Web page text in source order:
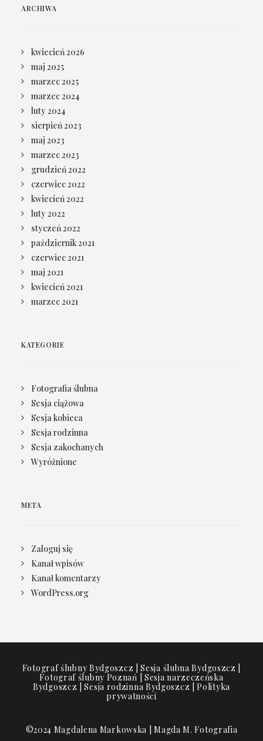
ARCHIWA
kwiecień 2026
maj 2025
marzec 2025
marzec 2024
luty 2024
sierpień 2023
maj 2023
marzec 2023
grudzień 2022
czerwiec 2022
kwiecień 2022
luty 2022
styczeń 2022
październik 2021
czerwiec 2021
maj 2021
kwiecień 2021
marzec 2021
KATEGORIE
Fotografia ślubna
Sesja ciążowa
Sesja kobieca
Sesja rodzinna
Sesja zakochanych
Wyróżnione
META
Zaloguj się
Kanał wpisów
Kanał komentarzy
WordPress.org
Fotograf ślubny Bydgoszcz | Sesja ślubna Bydgoszcz |
Fotograf ślubny Poznań | Sesja narzeczeńska
Bydgoszcz | Sesja rodzinna Bydgoszcz |
Polityka
prywatności
©2024 Magdalena Markowska | Magda M. Fotografia